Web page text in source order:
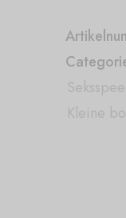
Kleine